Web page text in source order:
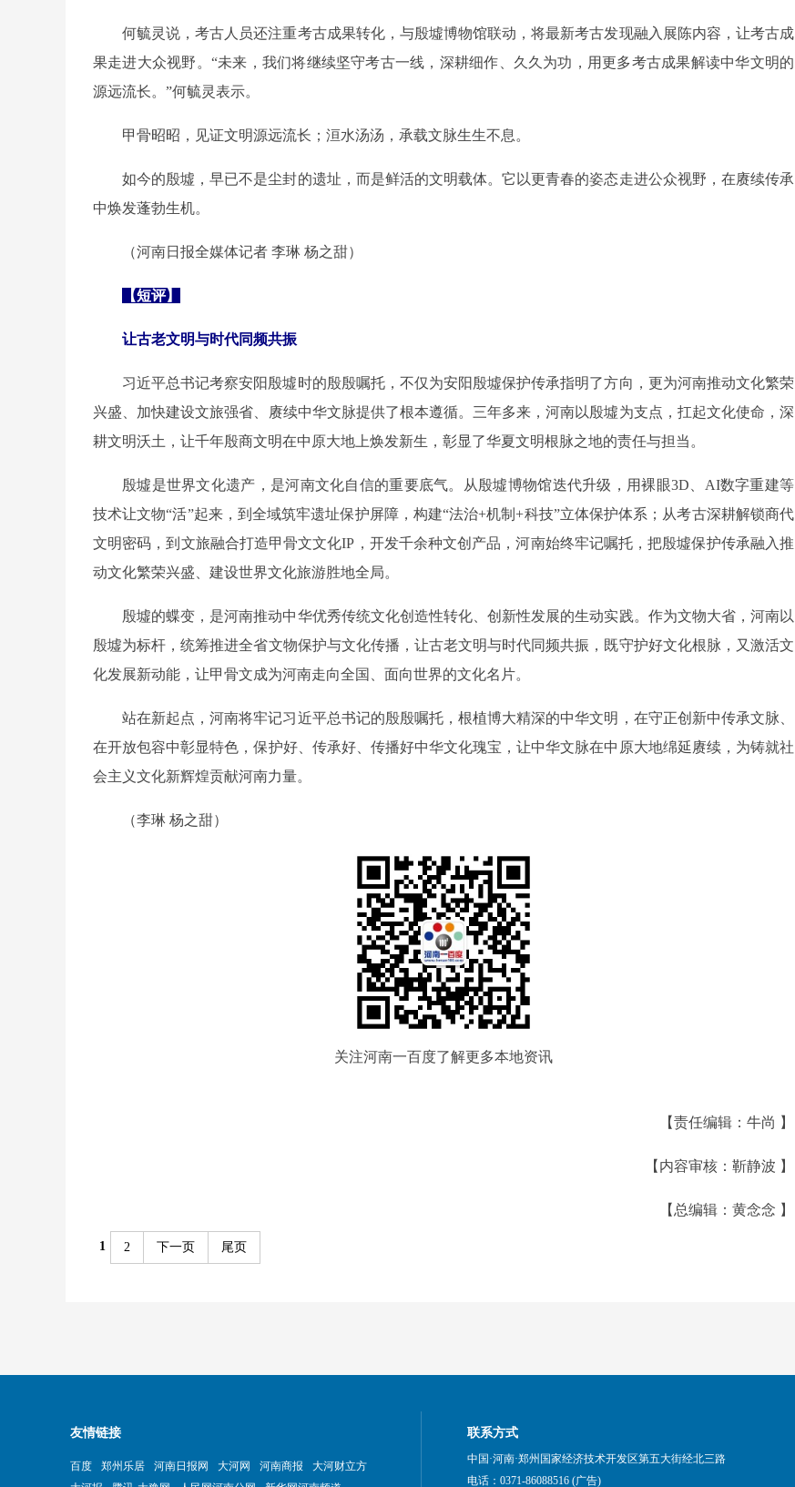
何毓灵说，考古人员还注重考古成果转化，与殷墟博物馆联动，将最新考古发现融入展陈内容，让考古成
果走进大众视野。“未来，我们将继续坚守考古一线，深耕细作、久久为功，用更多考古成果解读中华文明的
源远流长。”何毓灵表示。
甲骨昭昭，见证文明源远流长；洹水汤汤，承载文脉生生不息。
如今的殷墟，早已不是尘封的遗址，而是鲜活的文明载体。它以更青春的姿态走进公众视野，在赓续传承
中焕发蓬勃生机。
（河南日报全媒体记者 李琳 杨之甜）
【短评】
让古老文明与时代同频共振
习近平总书记考察安阳殷墟时的殷殷嘱托，不仅为安阳殷墟保护传承指明了方向，更为河南推动文化繁荣
兴盛、加快建设文旅强省、赓续中华文脉提供了根本遵循。三年多来，河南以殷墟为支点，扛起文化使命，深
耕文明沃土，让千年殷商文明在中原大地上焕发新生，彰显了华夏文明根脉之地的责任与担当。
殷墟是世界文化遗产，是河南文化自信的重要底气。从殷墟博物馆迭代升级，用裸眼3D、AI数字重建等
技术让文物“活”起来，到全域筑牢遗址保护屏障，构建“法治+机制+科技”立体保护体系；从考古深耕解锁商代
文明密码，到文旅融合打造甲骨文文化IP，开发千余种文创产品，河南始终牢记嘱托，把殷墟保护传承融入推
动文化繁荣兴盛、建设世界文化旅游胜地全局。
殷墟的蝶变，是河南推动中华优秀传统文化创造性转化、创新性发展的生动实践。作为文物大省，河南以
殷墟为标杆，统筹推进全省文物保护与文化传播，让古老文明与时代同频共振，既守护好文化根脉，又激活文
化发展新动能，让甲骨文成为河南走向全国、面向世界的文化名片。
站在新起点，河南将牢记习近平总书记的殷殷嘱托，根植博大精深的中华文明，在守正创新中传承文脉、
在开放包容中彰显特色，保护好、传承好、传播好中华文化瑰宝，让中华文脉在中原大地绵延赓续，为铸就社
会主义文化新辉煌贡献河南力量。
（李琳 杨之甜）
关注河南一百度了解更多本地资讯
【责任编辑：牛尚 】
【内容审核：靳静波 】
【总编辑：黄念念 】
1 2 下一页 尾页
友情链接
百度 郑州乐居 河南日报网 大河网 河南商报
大河财立方
联系方式
中国·河南·郑州国家经济技术开发区第五大街经北三路
电话：0371-86088516 (广告)